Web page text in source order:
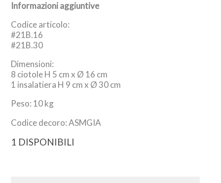
Informazioni aggiuntive
Codice articolo:
#21B.16
#21B.30
Dimensioni:
8 ciotole H 5 cm x Ø 16 cm
1 insalatiera H 9 cm x Ø 30 cm
Peso: 10 kg
Codice decoro: ASMGIA
1 DISPONIBILI